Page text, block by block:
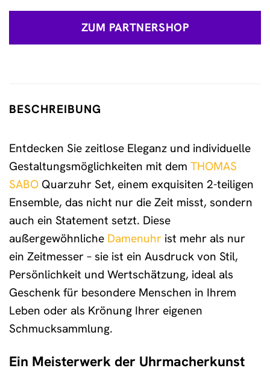
ZUM PARTNERSHOP
BESCHREIBUNG
Entdecken Sie zeitlose Eleganz und individuelle
Gestaltungsmöglichkeiten mit dem THOMAS
SABO Quarzuhr Set, einem exquisiten 2-teiligen
Ensemble, das nicht nur die Zeit misst, sondern
auch ein Statement setzt. Diese
außergewöhnliche Damenuhr ist mehr als nur
ein Zeitmesser – sie ist ein Ausdruck von Stil,
Persönlichkeit und Wertschätzung, ideal als
Geschenk für besondere Menschen in Ihrem
Leben oder als Krönung Ihrer eigenen
Schmucksammlung.
Ein Meisterwerk der Uhrmacherkunst